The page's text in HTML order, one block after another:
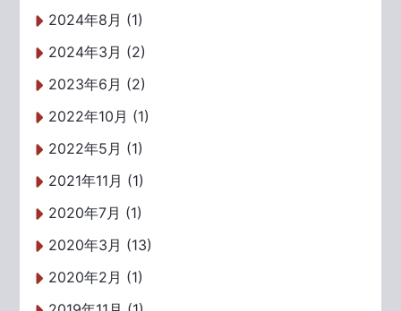
2024年8月 (1)
2024年3月 (2)
2023年6月 (2)
2022年10月 (1)
2022年5月 (1)
2021年11月 (1)
2020年7月 (1)
2020年3月 (13)
2020年2月 (1)